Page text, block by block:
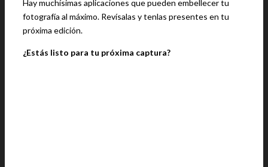
Hay muchísimas aplicaciones que pueden embellecer tu
fotografía al máximo. Revísalas y tenlas presentes en tu
próxima edición.
¿Estás listo para tu próxima captura?